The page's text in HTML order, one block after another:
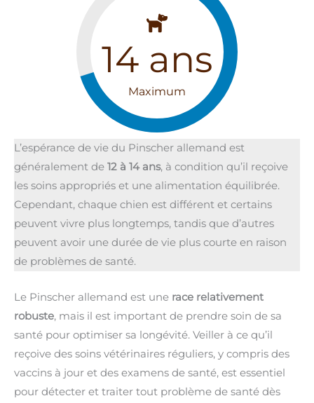
14 ans
Maximum
L’espérance de vie du Pinscher allemand est
généralement de 12 à 14 ans, à condition qu’il reçoive
les soins appropriés et une alimentation équilibrée.
Cependant, chaque chien est différent et certains
peuvent vivre plus longtemps, tandis que d’autres
peuvent avoir une durée de vie plus courte en raison
de problèmes de santé.
Le Pinscher allemand est une race relativement
robuste, mais il est important de prendre soin de sa
santé pour optimiser sa longévité. Veiller à ce qu’il
reçoive des soins vétérinaires réguliers, y compris des
vaccins à jour et des examens de santé, est essentiel
pour détecter et traiter tout problème de santé dès